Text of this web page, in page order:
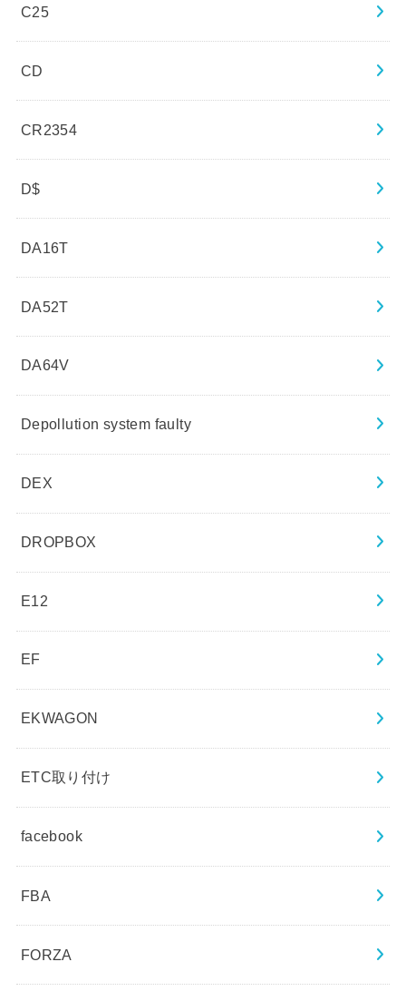
C25
CD
CR2354
D$
DA16T
DA52T
DA64V
Depollution system faulty
DEX
DROPBOX
E12
EF
EKWAGON
ETC取り付け
facebook
FBA
FORZA